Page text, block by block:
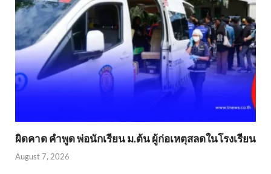
ผิดคาด คำพูด พ่อนักเรียน ม.ต้น ผู้ก่อเหตุสลดในโรงเรียน
August 7, 2026